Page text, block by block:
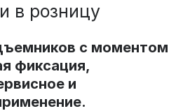
в розницу
с моментом
фиксация,
и